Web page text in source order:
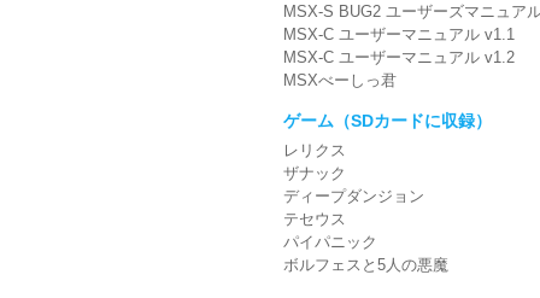
MSX-S BUG2 ユーザーズマニュア
MSX-C ユーザーマニュアル v1.1
MSX-C ユーザーマニュアル v1.2
MSXべーしっ君
ゲーム（SDカードに収録）
レリクス
ザナック
ディープダンジョン
テセウス
パイパニック
ボルフェスと5人の悪魔